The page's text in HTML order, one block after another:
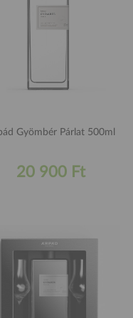
Gyömbér Párlat 500ml
20 900 Ft